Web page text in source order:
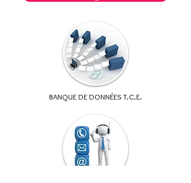
BANQUE DE DONNÉES T.C.E.